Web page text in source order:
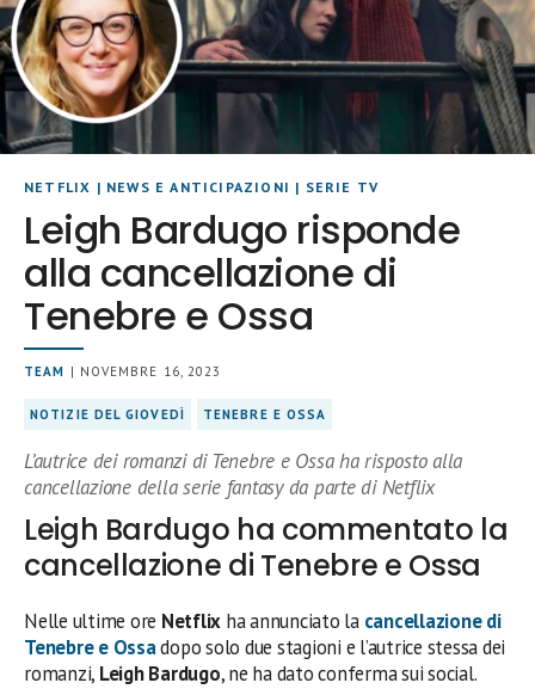
NETFLIX | NEWS E ANTICIPAZIONI | SERIE TV
Leigh Bardugo risponde
alla cancellazione di
Tenebre e Ossa
TEAM | NOVEMBRE 16, 2023
NOTIZIE DEL GIOVEDÌ TENEBRE E OSSA
L’autrice dei romanzi di Tenebre e Ossa ha risposto alla
cancellazione della serie fantasy da parte di Netflix
Leigh Bardugo ha commentato la
cancellazione di Tenebre e Ossa
Nelle ultime ore Netflix ha annunciato la cancellazione di
Tenebre e Ossadopo solo due stagioni e l’autrice stessa dei
romanzi, Leigh Bardugo, ne ha dato conferma sui social.